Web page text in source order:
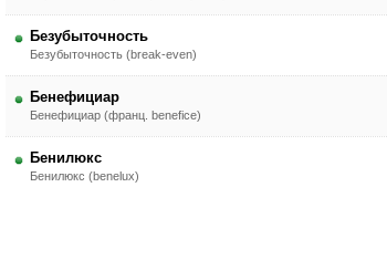
Безубыточность
Безубыточность (break-even)
Бенефициар
Бенефициар (франц. benefice)
Бенилюкс
Бенилюкс (benelux)